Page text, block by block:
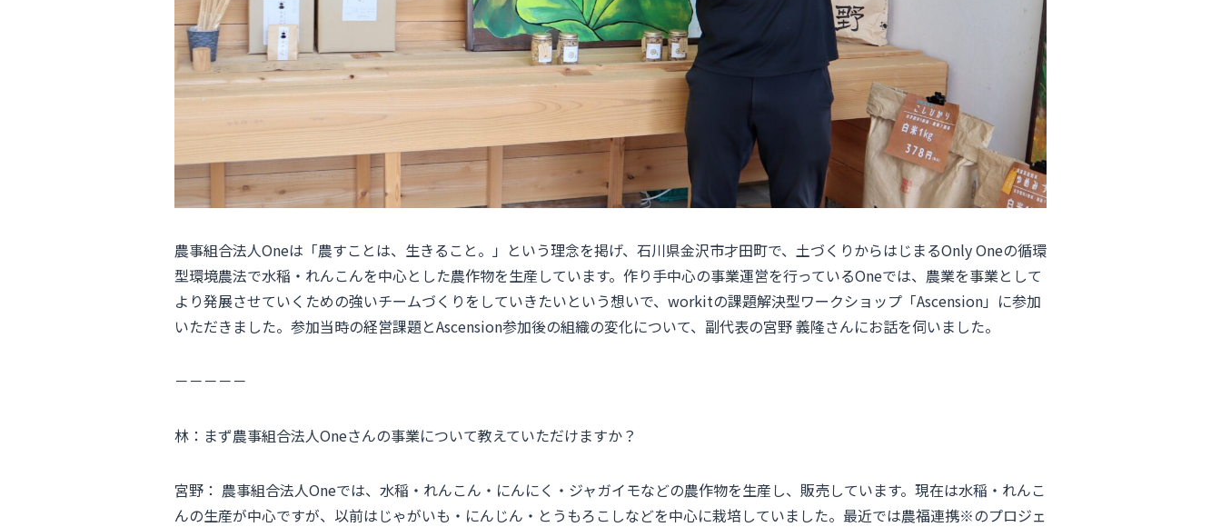
農事組合法人Oneは「農すことは、生きること。」という理念を掲げ、石川県金沢市才田町で、土づくりからはじまるOnly Oneの循環
型環境農法で水稲・れんこんを中心とした農作物を生産しています。作り手中心の事業運営を行っているOneでは、農業を事業として
より発展させていくための強いチームづくりをしていきたいという想いで、workitの課題解決型ワークショップ「Ascension」に参加
いただきました。参加当時の経営課題とAscension参加後の組織の変化について、副代表の宮野 義隆さんにお話を伺いました。
－－－－－
林：まず農事組合法人Oneさんの事業について教えていただけますか？
宮野： 農事組合法人Oneでは、水稲・れんこん・にんにく・ジャガイモなどの農作物を生産し、販売しています。現在は水稲・れんこ
んの生産が中心ですが、以前はじゃがいも・にんじん・とうもろこしなどを中心に栽培していました。最近では農福連携※のプロジェ